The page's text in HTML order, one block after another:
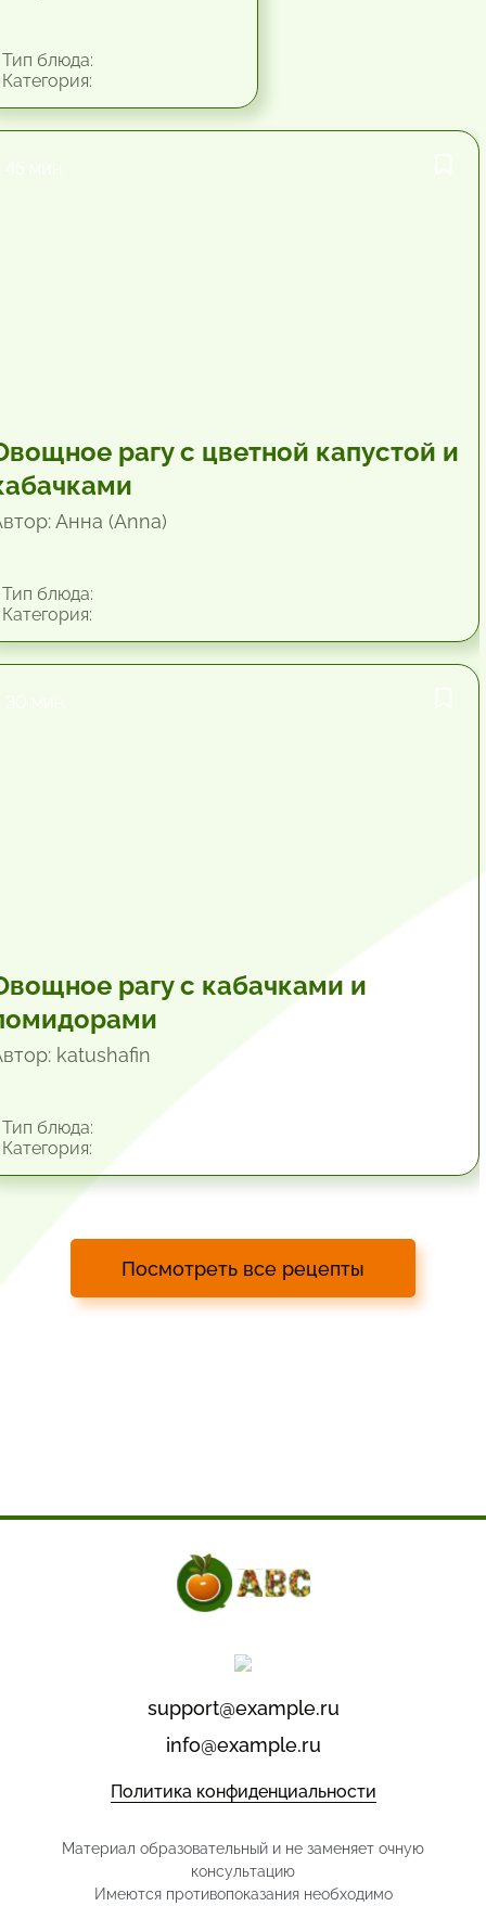
блюда:
рагу с цветной капустой и
Анна (Anna)
блюда:
рагу с кабачками и
katushafin
блюда:
Посмотреть все рецепты
support@example.ru
info@example.ru
Политика конфиденциальности
Материал образовательный и не заменяет очную
консультацию
Имеются противопоказания необходимо